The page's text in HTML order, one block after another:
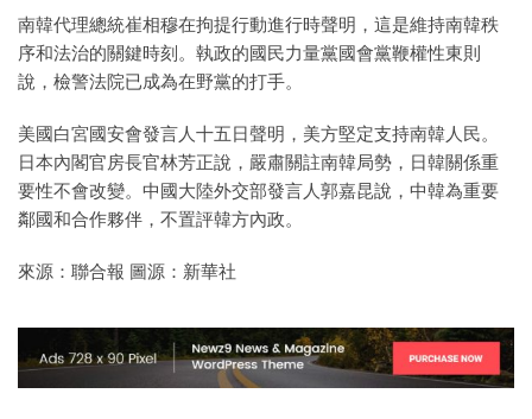
南韓代理總統崔相穆在拘提行動進行時聲明，這是維持南韓秩
序和法治的關鍵時刻。執政的國民力量黨國會黨鞭權性東則
說，檢警法院已成為在野黨的打手。
美國白宮國安會發言人十五日聲明，美方堅定支持南韓人民。
日本內閣官房長官林芳正說，嚴肅關註南韓局勢，日韓關係重
要性不會改變。中國大陸外交部發言人郭嘉昆說，中韓為重要
鄰國和合作夥伴，不置評韓方內政。
來源：聯合報 圖源：新華社